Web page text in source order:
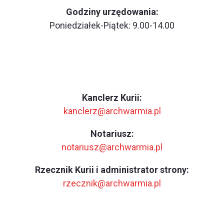
Godziny urzędowania:
Poniedziałek-Piątek: 9.00-14.00
Kanclerz Kurii:
kanclerz@archwarmia.pl
Notariusz:
notariusz@archwarmia.pl
Rzecznik Kurii i administrator strony:
rzecznik@archwarmia.pl